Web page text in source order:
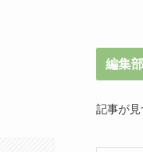
編集
記事が見